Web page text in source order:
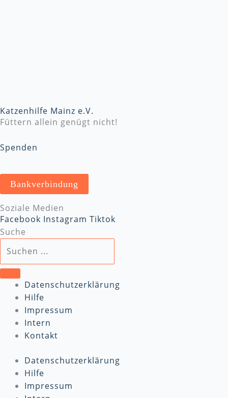
Katzenhilfe Mainz e.V.
Füttern allein genügt nicht!
Spenden
Bankverbindung
Soziale Medien
Facebook Instagram Tiktok
Suche
Datenschutzerklärung
Hilfe
Impressum
Intern
Kontakt
Datenschutzerklärung
Hilfe
Impressum